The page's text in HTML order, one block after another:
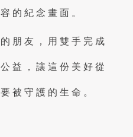
的紀念畫面。
朋友，用雙手完成
益，讓這份美好從
被守護的生命。